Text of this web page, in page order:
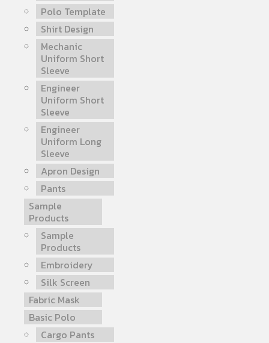
Polo Template
Shirt Design
Mechanic
Uniform Short
Sleeve
Engineer
Uniform Short
Sleeve
Engineer
Uniform Long
Sleeve
Apron Design
Pants
Sample
Products
Sample
Products
Embroidery
Silk Screen
Fabric Mask
Basic Polo
Cargo Pants